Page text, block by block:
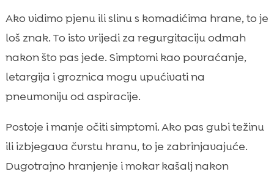
Ako vidimo pjenu ili slinu s komadićima hrane, to je
loš znak. To isto vrijedi za regurgitaciju odmah
nakon što pas jede. Simptomi kao povraćanje,
letargija i groznica mogu upućivati na
pneumoniju od aspiracije.
Postoje i manje očiti simptomi. Ako pas gubi težinu
ili izbjegava čvrstu hranu, to je zabrinjavajuće.
Dugotrajno hranjenje i mokar kašalj nakon